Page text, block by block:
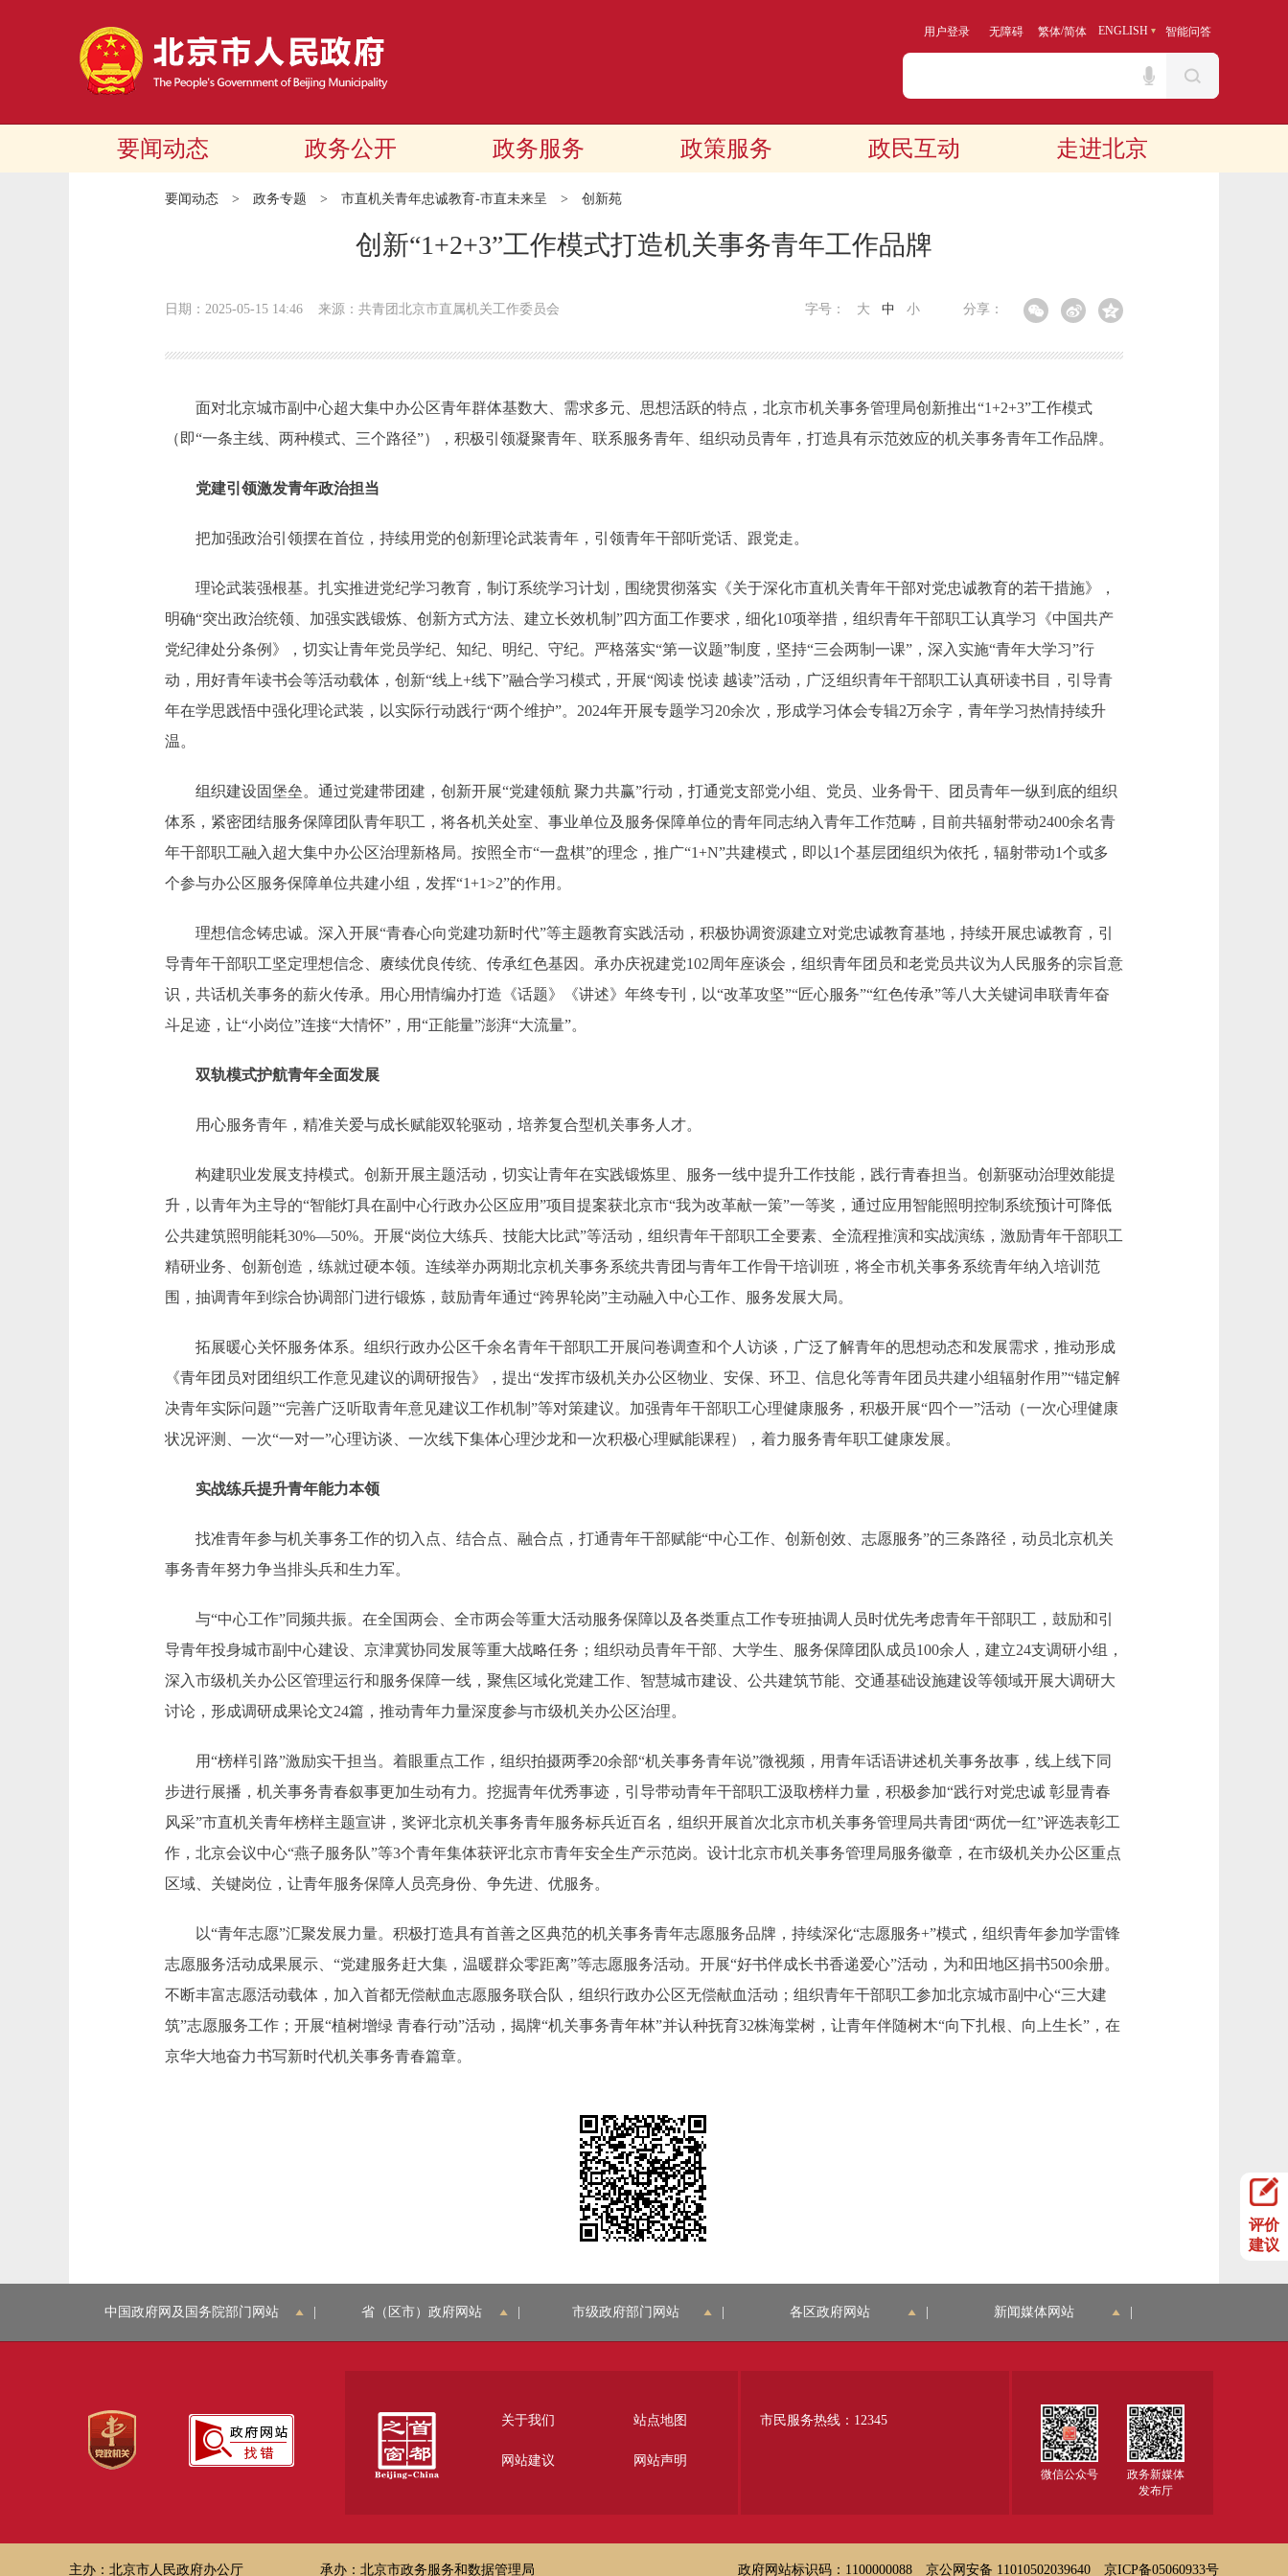
用户登录 无障碍 繁体/简体 ENGLISH 智能问答
要闻动态 政务公开 政务服务 政策服务 政民互动 走进北京
要闻动态 > 政务专题 > 市直机关青年忠诚教育-市直未来呈 > 创新苑
创新“1+2+3”工作模式打造机关事务青年工作品牌
日期：2025-05-15 14:46 来源：共青团北京市直属机关工作委员会 分享：
字号： 大 中 小
面对北京城市副中心超大集中办公区青年群体基数大、需求多元、思想活跃的特点，北京市机关事务管理局创新推出“1+2+3”工作模式
（即“一条主线、两种模式、三个路径”），积极引领凝聚青年、联系服务青年、组织动员青年，打造具有示范效应的机关事务青年工作品牌。
党建引领激发青年政治担当
把加强政治引领摆在首位，持续用党的创新理论武装青年，引领青年干部听党话、跟党走。
理论武装强根基。扎实推进党纪学习教育，制订系统学习计划，围绕贯彻落实《关于深化市直机关青年干部对党忠诚教育的若干措施》，
明确“突出政治统领、加强实践锻炼、创新方式方法、建立长效机制”四方面工作要求，细化10项举措，组织青年干部职工认真学习《中国共产
党纪律处分条例》，切实让青年党员学纪、知纪、明纪、守纪。严格落实“第一议题”制度，坚持“三会两制一课”，深入实施“青年大学习”行
动，用好青年读书会等活动载体，创新“线上+线下”融合学习模式，开展“阅读 悦读 越读”活动，广泛组织青年干部职工认真研读书目，引导青
年在学思践悟中强化理论武装，以实际行动践行“两个维护”。2024年开展专题学习20余次，形成学习体会专辑2万余字，青年学习热情持续升
温。
组织建设固堡垒。通过党建带团建，创新开展“党建领航 聚力共赢”行动，打通党支部党小组、党员、业务骨干、团员青年一纵到底的组织
体系，紧密团结服务保障团队青年职工，将各机关处室、事业单位及服务保障单位的青年同志纳入青年工作范畴，目前共辐射带动2400余名青
年干部职工融入超大集中办公区治理新格局。按照全市“一盘棋”的理念，推广“1+N”共建模式，即以1个基层团组织为依托，辐射带动1个或多
个参与办公区服务保障单位共建小组，发挥“1+1>2”的作用。
理想信念铸忠诚。深入开展“青春心向党建功新时代”等主题教育实践活动，积极协调资源建立对党忠诚教育基地，持续开展忠诚教育，引
导青年干部职工坚定理想信念、赓续优良传统、传承红色基因。承办庆祝建党102周年座谈会，组织青年团员和老党员共议为人民服务的宗旨意
识，共话机关事务的薪火传承。用心用情编办打造《话题》《讲述》年终专刊，以“改革攻坚”“匠心服务”“红色传承”等八大关键词串联青年奋
斗足迹，让“小岗位”连接“大情怀”，用“正能量”澎湃“大流量”。
双轨模式护航青年全面发展
用心服务青年，精准关爱与成长赋能双轮驱动，培养复合型机关事务人才。
构建职业发展支持模式。创新开展主题活动，切实让青年在实践锻炼里、服务一线中提升工作技能，践行青春担当。创新驱动治理效能提
升，以青年为主导的“智能灯具在副中心行政办公区应用”项目提案获北京市“我为改革献一策”一等奖，通过应用智能照明控制系统预计可降低
公共建筑照明能耗30%—50%。开展“岗位大练兵、技能大比武”等活动，组织青年干部职工全要素、全流程推演和实战演练，激励青年干部职工
精研业务、创新创造，练就过硬本领。连续举办两期北京机关事务系统共青团与青年工作骨干培训班，将全市机关事务系统青年纳入培训范
围，抽调青年到综合协调部门进行锻炼，鼓励青年通过“跨界轮岗”主动融入中心工作、服务发展大局。
拓展暖心关怀服务体系。组织行政办公区千余名青年干部职工开展问卷调查和个人访谈，广泛了解青年的思想动态和发展需求，推动形成
《青年团员对团组织工作意见建议的调研报告》，提出“发挥市级机关办公区物业、安保、环卫、信息化等青年团员共建小组辐射作用”“锚定解
决青年实际问题”“完善广泛听取青年意见建议工作机制”等对策建议。加强青年干部职工心理健康服务，积极开展“四个一”活动（一次心理健康
状况评测、一次“一对一”心理访谈、一次线下集体心理沙龙和一次积极心理赋能课程），着力服务青年职工健康发展。
实战练兵提升青年能力本领
找准青年参与机关事务工作的切入点、结合点、融合点，打通青年干部赋能“中心工作、创新创效、志愿服务”的三条路径，动员北京机关
事务青年努力争当排头兵和生力军。
与“中心工作”同频共振。在全国两会、全市两会等重大活动服务保障以及各类重点工作专班抽调人员时优先考虑青年干部职工，鼓励和引
导青年投身城市副中心建设、京津冀协同发展等重大战略任务；组织动员青年干部、大学生、服务保障团队成员100余人，建立24支调研小组，
深入市级机关办公区管理运行和服务保障一线，聚焦区域化党建工作、智慧城市建设、公共建筑节能、交通基础设施建设等领域开展大调研大
讨论，形成调研成果论文24篇，推动青年力量深度参与市级机关办公区治理。
用“榜样引路”激励实干担当。着眼重点工作，组织拍摄两季20余部“机关事务青年说”微视频，用青年话语讲述机关事务故事，线上线下同
步进行展播，机关事务青春叙事更加生动有力。挖掘青年优秀事迹，引导带动青年干部职工汲取榜样力量，积极参加“践行对党忠诚 彰显青春
风采”市直机关青年榜样主题宣讲，奖评北京机关事务青年服务标兵近百名，组织开展首次北京市机关事务管理局共青团“两优一红”评选表彰工
作，北京会议中心“燕子服务队”等3个青年集体获评北京市青年安全生产示范岗。设计北京市机关事务管理局服务徽章，在市级机关办公区重点
区域、关键岗位，让青年服务保障人员亮身份、争先进、优服务。
以“青年志愿”汇聚发展力量。积极打造具有首善之区典范的机关事务青年志愿服务品牌，持续深化“志愿服务+”模式，组织青年参加学雷锋
志愿服务活动成果展示、“党建服务赶大集，温暖群众零距离”等志愿服务活动。开展“好书伴成长书香递爱心”活动，为和田地区捐书500余册。
不断丰富志愿活动载体，加入首都无偿献血志愿服务联合队，组织行政办公区无偿献血活动；组织青年干部职工参加北京城市副中心“三大建
筑”志愿服务工作；开展“植树增绿 青春行动”活动，揭牌“机关事务青年林”并认种抚育32株海棠树，让青年伴随树木“向下扎根、向上生长”，在
京华大地奋力书写新时代机关事务青春篇章。
评价
建议
中国政府网及国务院部门网站 省（区市）政府网站 市级政府部门网站 各区政府网站 新闻媒体网站
关于我们 站点地图
网站建议 网站声明
市民服务热线：12345
微信公众号
政务新媒体
发布厅
主办：北京市人民政府办公厅 承办：北京市政务服务和数据管理局 政府网站标识码：1100000088 京公网安备 11010502039640 京ICP备05060933号